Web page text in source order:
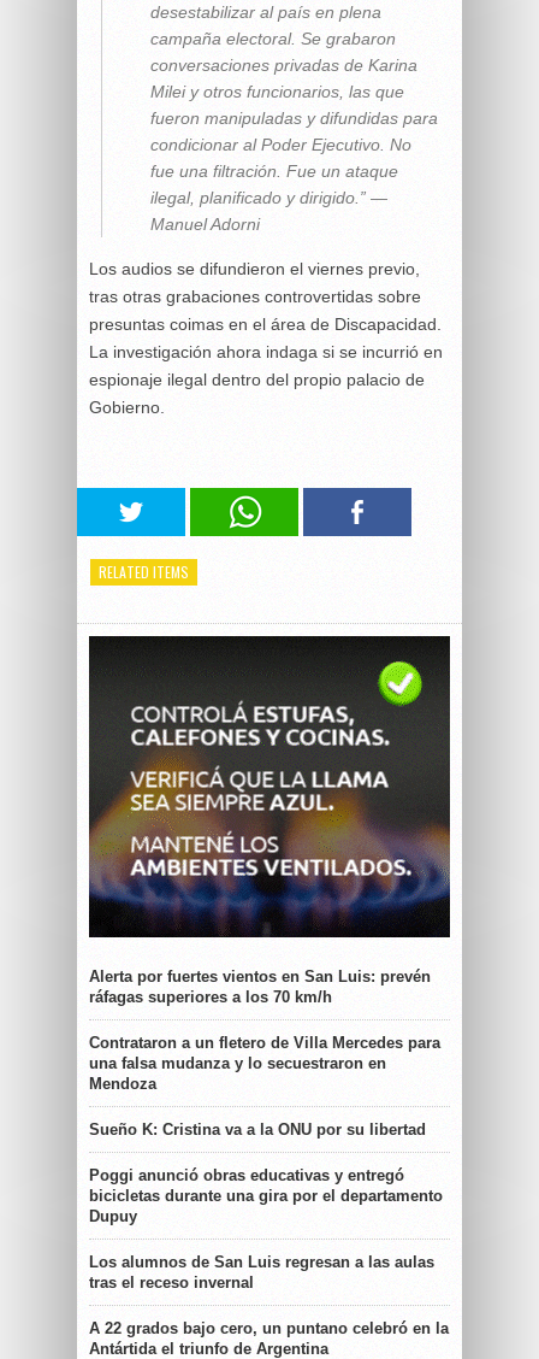
desestabilizar al país en plena
campaña electoral. Se grabaron
conversaciones privadas de Karina
Milei y otros funcionarios, las que
fueron manipuladas y difundidas para
condicionar al Poder Ejecutivo. No
fue una filtración. Fue un ataque
ilegal, planificado y dirigido.” —
Manuel Adorni
Los audios se difundieron el viernes previo,
tras otras grabaciones controvertidas sobre
presuntas coimas en el área de Discapacidad.
La investigación ahora indaga si se incurrió en
espionaje ilegal dentro del propio palacio de
Gobierno.
RELATED ITEMS
Alerta por fuertes vientos en San Luis: prevén
ráfagas superiores a los 70 km/h
Contrataron a un fletero de Villa Mercedes para
una falsa mudanza y lo secuestraron en
Mendoza
Sueño K: Cristina va a la ONU por su libertad
Poggi anunció obras educativas y entregó
bicicletas durante una gira por el departamento
Dupuy
Los alumnos de San Luis regresan a las aulas
tras el receso invernal
A 22 grados bajo cero, un puntano celebró en la
Antártida el triunfo de Argentina